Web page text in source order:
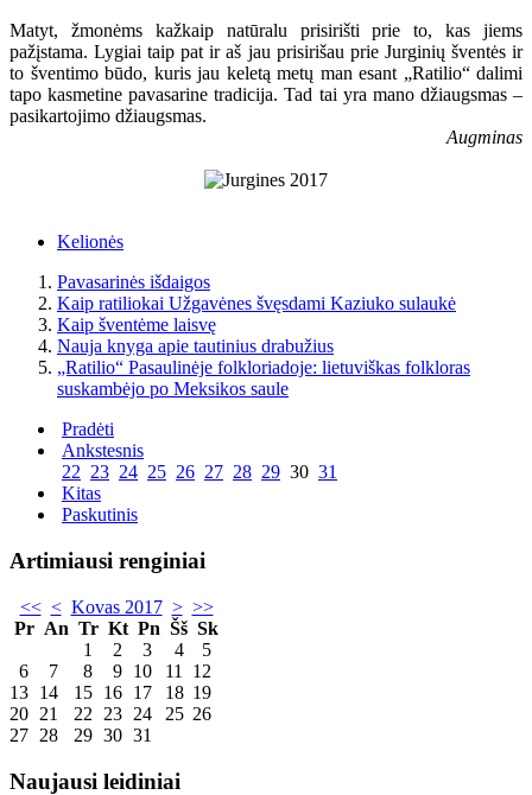
Matyt, žmonėms kažkaip natūralu prisirišti prie to, kas jiems
pažįstama. Lygiai taip pat ir aš jau prisirišau prie Jurginių šventės ir
to šventimo būdo, kuris jau keletą metų man esant „Ratilio“ dalimi
tapo kasmetine pavasarine tradicija. Tad tai yra mano džiaugsmas –
pasikartojimo džiaugsmas.
Augminas
Kelionės
Pavasarinės išdaigos
Kaip ratiliokai Užgavėnes švęsdami Kaziuko sulaukė
Kaip šventėme laisvę
Nauja knyga apie tautinius drabužius
„Ratilio“ Pasaulinėje folkloriadoje: lietuviškas folkloras
suskambėjo po Meksikos saule
Pradėti
Ankstesnis
22 23 24 25 26 27 28 29 30 31
Kitas
Paskutinis
Artimiausi renginiai
<< < Kovas 2017 > >>
Pr An Tr Kt Pn Šš Sk
1
2 3 4
5
6
7 8 9 10 11
12
13 14 15 16 17 18 19
20 21 22 23 24 25 26
27 28 29 30 31
Naujausi leidiniai